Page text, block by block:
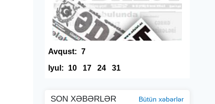
Avqust: 7
Iyul:
10 17 24 31
SON XƏBƏRLƏR Bütün xəbərlər